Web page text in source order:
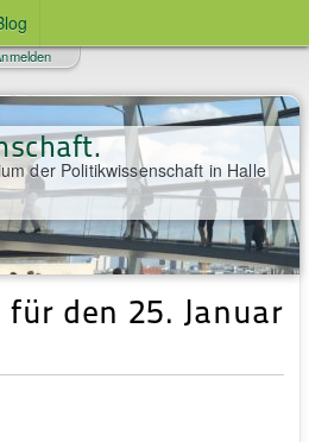
der Politikwissenschaft in Halle
den 25. Januar